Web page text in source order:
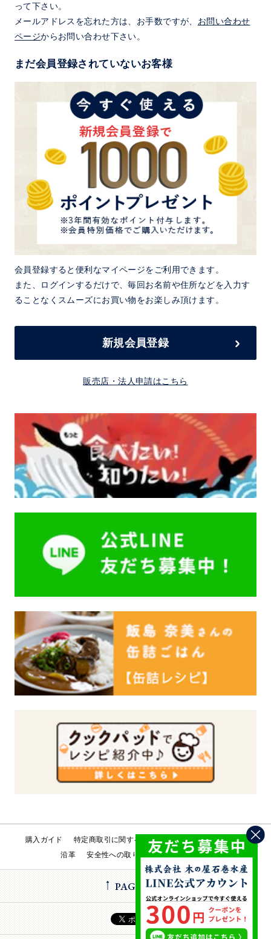
って下さい。
メールアドレスを忘れた方は、お手数ですが、 お問い合わせ
ページからお問い合わせ下さい。
まだ会員登録されていないお客様
会員登録すると便利なマイページをご利用できます。
また、ログインするだけで、毎回お名前や住所などを入力す
ることなくスムーズにお買い物をお楽しみ頂けます。
新規会員登録
販売店・法人申請はこちら
購入ガイド 特定商取引に関する法律 会社概要
工場直売所
沿革
安全性への取り組み お問い合わせ
PAGE TOP